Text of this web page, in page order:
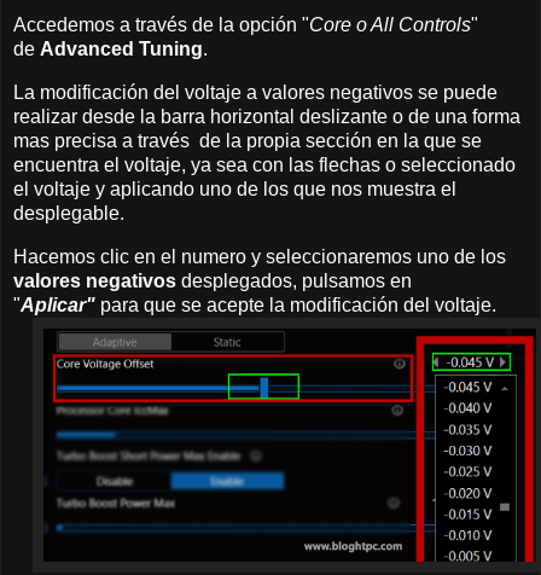
Accedemos a través de la opción "Core o All Controls"
de Advanced Tuning.
La modificación del voltaje a valores negativos se puede
realizar desde la barra horizontal deslizante o de una forma
mas precisa a través de la propia sección en la que se
encuentra el voltaje, ya sea con las flechas o seleccionado
el voltaje y aplicando uno de los que nos muestra el
desplegable.
Hacemos clic en el numero y seleccionaremos uno de los
valores negativos desplegados, pulsamos en
"Aplicar" para que se acepte la modificación del voltaje.